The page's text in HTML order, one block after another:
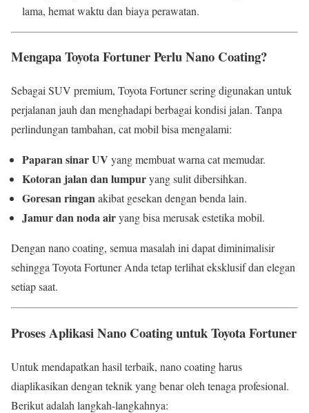
lama, hemat waktu dan biaya perawatan.
Mengapa Toyota Fortuner Perlu Nano Coating?
Sebagai SUV premium, Toyota Fortuner sering digunakan untuk
perjalanan jauh dan menghadapi berbagai kondisi jalan. Tanpa
perlindungan tambahan, cat mobil bisa mengalami:
Paparan sinar UV yang membuat warna cat memudar.
Kotoran jalan dan lumpuryang sulit dibersihkan.
Goresan ringanakibat gesekan dengan benda lain.
Jamur dan noda airyang bisa merusak estetika mobil.
Dengan nano coating, semua masalah ini dapat diminimalisir
sehingga Toyota Fortuner Anda tetap terlihat eksklusif dan elegan
setiap saat.
Proses Aplikasi Nano Coating untuk Toyota Fortuner
Untuk mendapatkan hasil terbaik, nano coating harus
diaplikasikan dengan teknik yang benar oleh tenaga profesional.
Berikut adalah langkah-langkahnya: